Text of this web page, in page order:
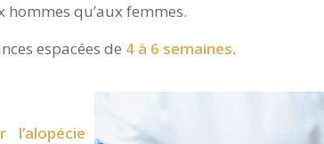
qu’aux femmes.
espacées de 4 à 6 semaines.